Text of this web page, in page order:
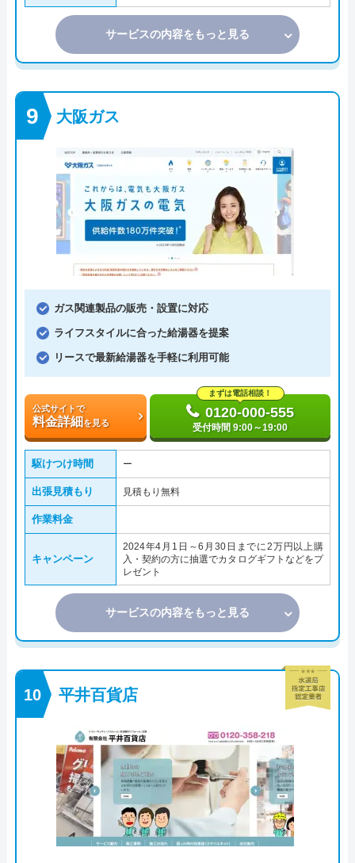
サービスの内容をもっと見る
大阪ガス
ガス関連製品の販売・設置に対応
ライフスタイルに合った給湯器を提案
リースで最新給湯器を手軽に利用可能
公式サイトで
料金詳細を見る
まずは電話相談！
0120-000-555
受付時間 9:00～19:00
駆けつけ時間 ー
出張見積もり 見積もり無料
作業料金
キャンペーン
2024年4月1日～6月30日までに2万円以上購
入・契約の方に抽選でカタログギフトなどをプ
レゼント
サービスの内容をもっと見る
平井百貨店